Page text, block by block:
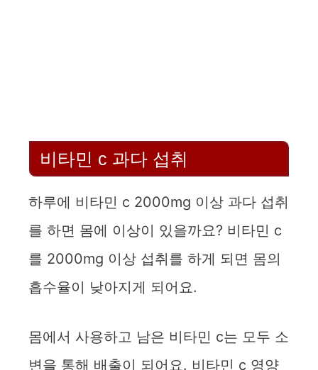
비타민 c 과다 섭취
하루에 비타민 c 2000mg 이상 과다 섭취
를 하면 몸에 이상이 있을까요? 비타민 c
를 2000mg 이상 섭취를 하게 되면 몸의
흡수율이 낮아지게 되어요.
몸에서 사용하고 남은 비타민 c는 모두 소
변을 통해 배출이 되어요. 비타민 c 영양